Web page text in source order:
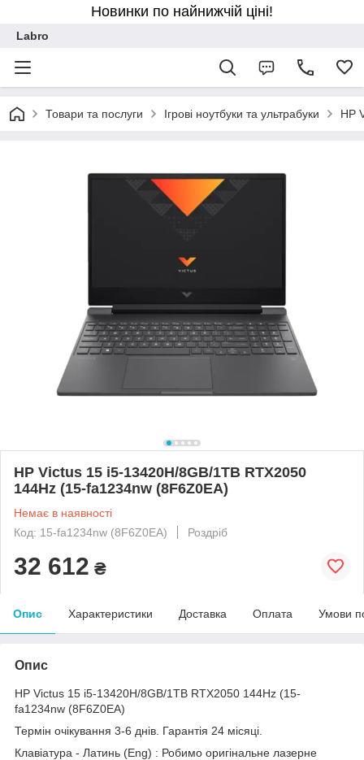
Новинки по найнижчій ціні!
Labro
Товари та послуги Ігрові ноутбуки та ультрабуки HP
HP Victus 15 i5-13420H/8GB/1TB RTX2050
144Hz (15-fa1234nw (8F6Z0EA)
Немає в наявності
Код: 15-fa1234nw (8F6Z0EA)
Роздріб
32 612 ₴
Опис Характеристики Доставка Оплата Умови
Опис
HP Victus 15 i5-13420H/8GB/1TB RTX2050 144Hz (15-
fa1234nw (8F6Z0EA)
Термін очікування 3-6 днів. Гарантія 24 місяці.
Клавіатура - Латинь (Eng) : Робимо оригінальне лазерне